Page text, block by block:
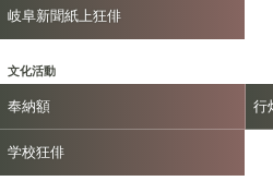
岐阜新聞紙上狂俳
文化活動
奉納額 行
学校狂俳